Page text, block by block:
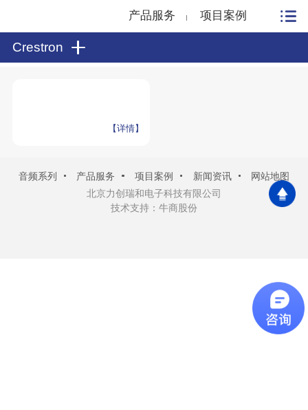
产品服务 项目案例
Crestron
【详情】
音频系列 产品服务 项目案例 新闻资讯
网站地图
北京力创瑞和电子科技有限公司
技术支持：牛商股份